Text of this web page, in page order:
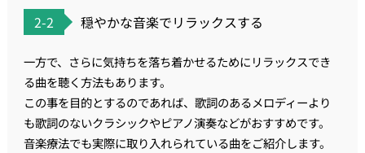
2-2 穏やかな音楽でリラックスする
一方で、さらに気持ちを落ち着かせるためにリラックスでき
る曲を聴く方法もあります。
この事を目的とするのであれば、歌詞のあるメロディーより
も歌詞のないクラシックやピアノ演奏などがおすすめです。
音楽療法でも実際に取り入れられている曲をご紹介します。